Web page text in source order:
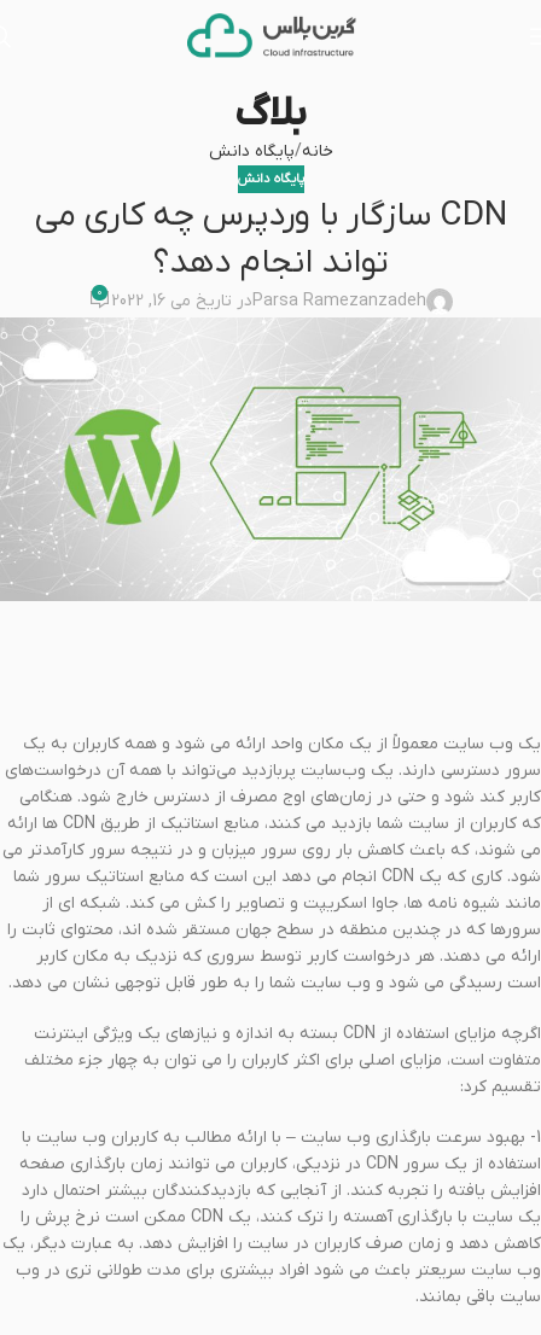
بلاگ
خانه پایگاه دانش
پایگاه دانش
CDN سازگار با وردپرس چه کاری می
تواند انجام دهد؟
Parsa Ramezanzadehدر تاریخ می 16, 2022 0
یک وب سایت معمولاً از یک مکان واحد ارائه می شود و همه کاربران به یک
سرور دسترسی دارند. یک وب‌سایت پربازدید می‌تواند با همه آن درخواست‌های
کاربر کند شود و حتی در زمان‌های اوج مصرف از دسترس خارج شود. هنگامی
که کاربران از سایت شما بازدید می کنند، منابع استاتیک از طریق CDN ها ارائه
می شوند، که باعث کاهش بار روی سرور میزبان و در نتیجه سرور کارآمدتر می
شود. کاری که یک CDN انجام می دهد این است که منابع استاتیک سرور شما
مانند شیوه نامه ها، جاوا اسکریپت و تصاویر را کش می کند. شبکه ای از
سرورها که در چندین منطقه در سطح جهان مستقر شده اند، محتوای ثابت را
ارائه می دهند. هر درخواست کاربر توسط سروری که نزدیک به مکان کاربر
است رسیدگی می شود و وب سایت شما را به طور قابل توجهی نشان می دهد.
اگرچه مزایای استفاده از CDN بسته به اندازه و نیازهای یک ویژگی اینترنت
متفاوت است، مزایای اصلی برای اکثر کاربران را می توان به چهار جزء مختلف
تقسیم کرد:
1- بهبود سرعت بارگذاری وب سایت – با ارائه مطالب به کاربران وب سایت با
استفاده از یک سرور CDN در نزدیکی، کاربران می توانند زمان بارگذاری صفحه
افزایش یافته را تجربه کنند. از آنجایی که بازدیدکنندگان بیشتر احتمال دارد
یک سایت با بارگذاری آهسته را ترک کنند، یک CDN ممکن است نرخ پرش را
کاهش دهد و زمان صرف کاربران در سایت را افزایش دهد. به عبارت دیگر، یک
وب سایت سریعتر باعث می شود افراد بیشتری برای مدت طولانی تری در وب
سایت باقی بمانند.